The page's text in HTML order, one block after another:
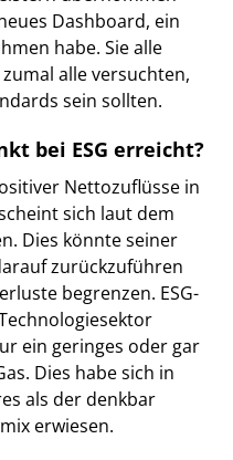
Dashboard, ein
habe. Sie alle
alle versuchten,
sein sollten.
bei ESG erreicht?
Nettozuflüsse in
sich laut dem
Dies könnte seiner
zurückzuführen
begrenzen. ESG-
ein geringes oder gar
Dies habe sich in
als der denkbar
erwiesen.